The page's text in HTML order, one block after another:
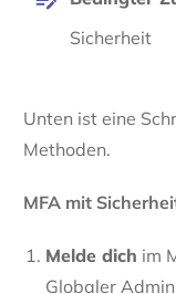
Sicherheit
Unten ist eine
Methoden.
MFA mit
Melde dich im
Globaler